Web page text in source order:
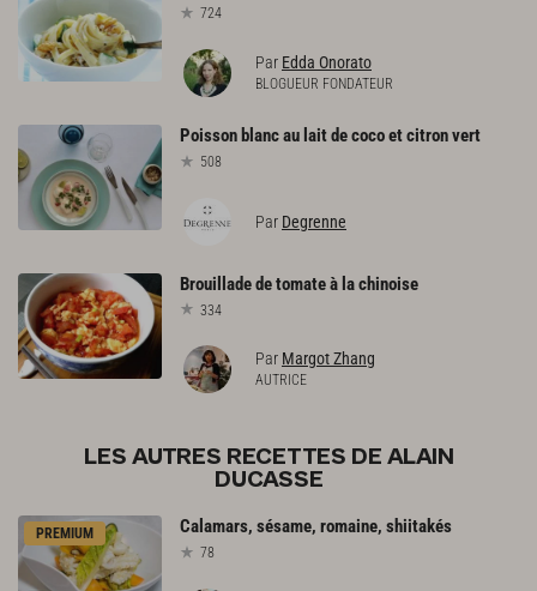
724
Par Edda Onorato
BLOGUEUR FONDATEUR
Poisson blancau laitdecocoetcitronvert
508
Par Degrenne
Brouilladedetomateà lachinoise
334
Par Margot Zhang
AUTRICE
LES AUTRES RECETTES DE ALAIN
DUCASSE
PREMIUM Calamars, sésame, romaine, shiitakés
78